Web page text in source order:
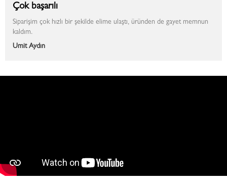
Çok başarılı
Siparişim çok hızlı bir şekilde elime ulaştı, üründen de gayet memnun
kaldım.
Ümit Aydın